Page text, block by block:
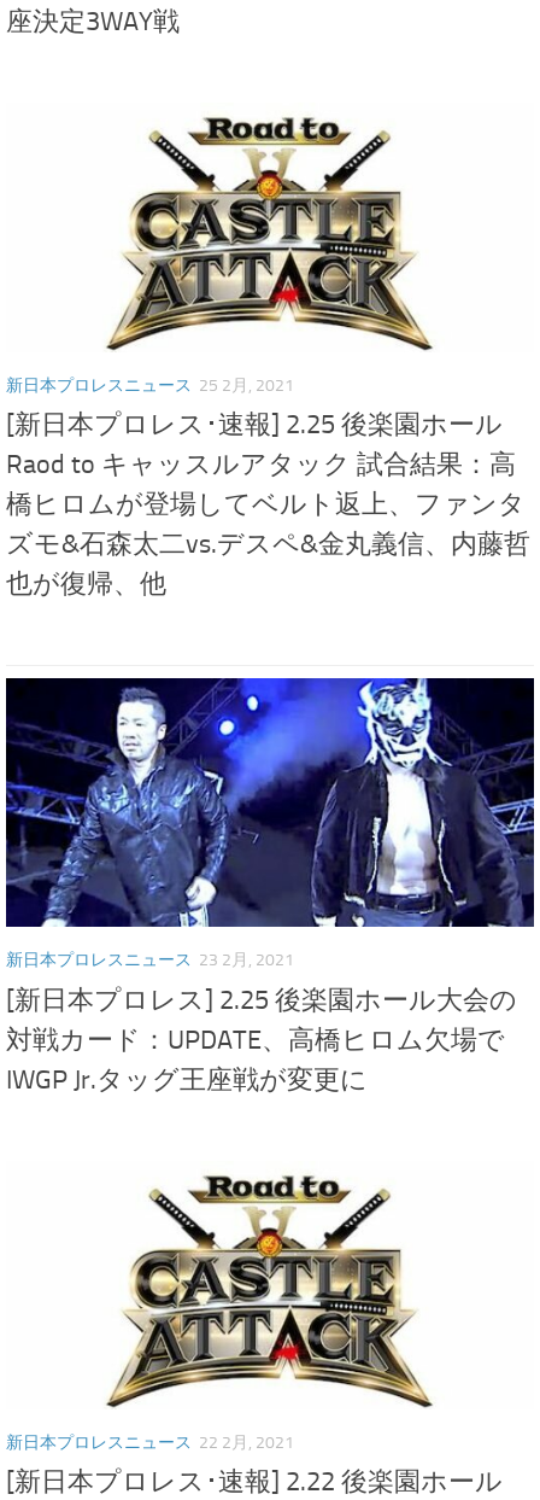
座決定3WAY戦
新日本プロレスニュース 25 2月, 2021
[新日本プロレス･速報] 2.25 後楽園ホール
Raod to キャッスルアタック 試合結果：高
橋ヒロムが登場してベルト返上、ファンタ
ズモ&石森太二vs.デスペ&金丸義信、内藤哲
也が復帰、他
新日本プロレスニュース 23 2月, 2021
[新日本プロレス] 2.25 後楽園ホール大会の
対戦カード：UPDATE、高橋ヒロム欠場で
IWGP Jr.タッグ王座戦が変更に
新日本プロレスニュース 22 2月, 2021
[新日本プロレス･速報] 2.22 後楽園ホール